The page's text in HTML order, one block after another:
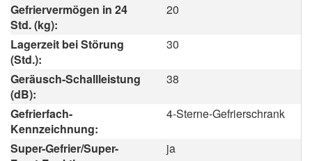
Gefriervermögen in 24
Std. (kg):
20
Lagerzeit bei Störung
(Std.):
30
Geräusch-Schallleistung
(dB):
38
Gefrierfach-
Kennzeichnung:
4-Sterne-Gefrierschrank
Super-Gefrier/Super-
ja